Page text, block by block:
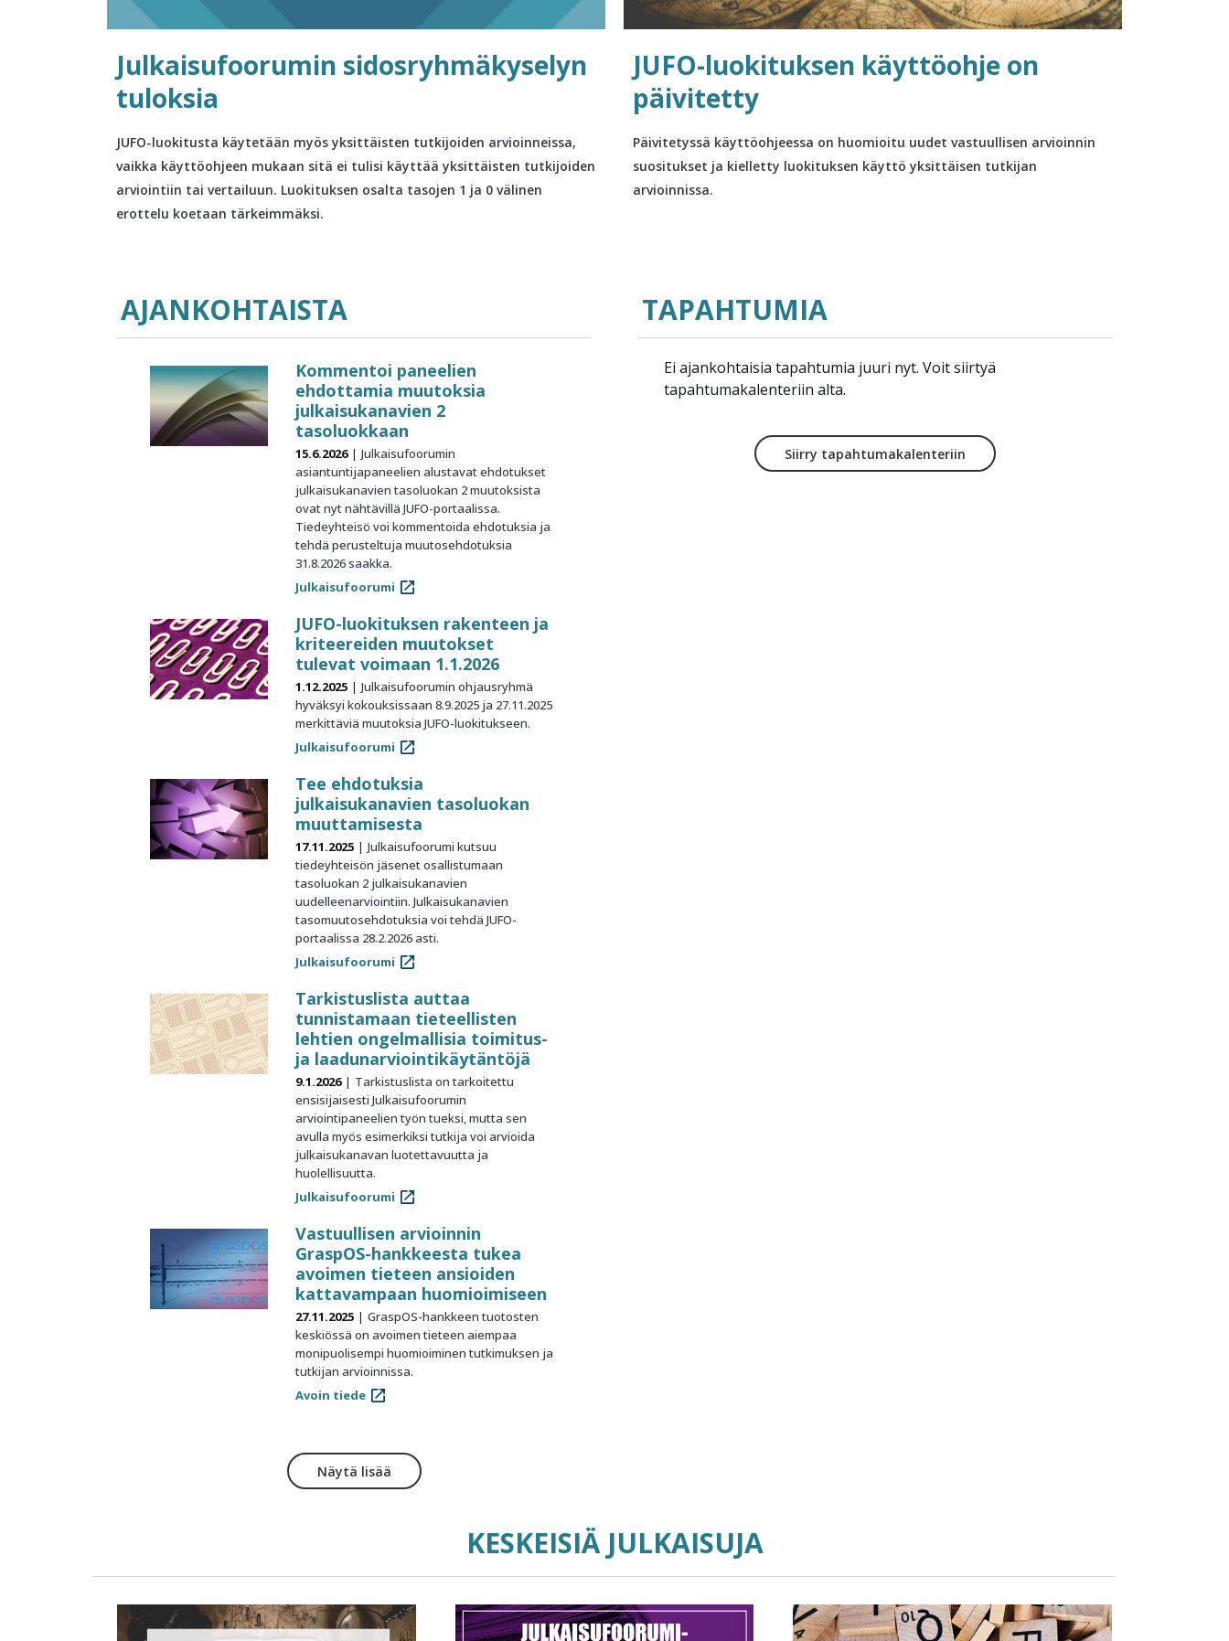
Julkaisufoorumin sidosryhmäkyselyn
tuloksia
JUFO-luokitusta käytetään myös yksittäisten tutkijoiden arvioinneissa,
vaikka käyttöohjeen mukaan sitä ei tulisi käyttää yksittäisten tutkijoiden
arviointiin tai vertailuun. Luokituksen osalta tasojen 1 ja 0 välinen
erottelu koetaan tärkeimmäksi.
JUFO-luokituksen käyttöohje on
päivitetty
Päivitetyssä käyttöohjeessa on huomioitu uudet vastuullisen arvioinnin
suositukset ja kielletty luokituksen käyttö yksittäisen tutkijan
arvioinnissa.
AJANKOHTAISTA
Kommentoi paneelien
ehdottamia muutoksia
julkaisukanavien 2
tasoluokkaan
15.6.2026
Julkaisufoorumin
asiantuntijapaneelien alustavat ehdotukset
julkaisukanavien tasoluokan 2 muutoksista
ovat nyt nähtävillä JUFO-portaalissa.
Tiedeyhteisö voi kommentoida ehdotuksia ja
tehdä perusteltuja muutosehdotuksia
31.8.2026 saakka.
Julkaisufoorumi
JUFO-luokituksen rakenteen ja
kriteereiden muutokset
tulevat voimaan 1.1.2026
1.12.2025
Julkaisufoorumin ohjausryhmä
hyväksyi kokouksissaan 8.9.2025 ja 27.11.2025
merkittäviä muutoksia JUFO-luokitukseen.
Julkaisufoorumi
Tee ehdotuksia
julkaisukanavien tasoluokan
muuttamisesta
17.11.2025
Julkaisufoorumi kutsuu
tiedeyhteisön jäsenet osallistumaan
tasoluokan 2 julkaisukanavien
uudelleenarviointiin. Julkaisukanavien
tasomuutosehdotuksia voi tehdä JUFO-
portaalissa 28.2.2026 asti.
Julkaisufoorumi
Tarkistuslista auttaa
tunnistamaan tieteellisten
lehtien ongelmallisia toimitus-
ja laadunarviointikäytäntöjä
9.1.2026
Tarkistuslista on tarkoitettu
ensisijaisesti Julkaisufoorumin
arviointipaneelien työn tueksi, mutta sen
avulla myös esimerkiksi tutkija voi arvioida
julkaisukanavan luotettavuutta ja
huolellisuutta.
Julkaisufoorumi
Vastuullisen arvioinnin
GraspOS-hankkeesta tukea
avoimen tieteen ansioiden
kattavampaan huomioimiseen
27.11.2025
GraspOS-hankkeen tuotosten
keskiössä on avoimen tieteen aiempaa
monipuolisempi huomioiminen tutkimuksen ja
tutkijan arvioinnissa.
Avoin tiede
Näytä lisää
TAPAHTUMIA
Ei ajankohtaisia tapahtumia juuri nyt. Voit siirtyä
tapahtumakalenteriin alta.
Siirry tapahtumakalenteriin
KESKEISIÄ JULKAISUJA